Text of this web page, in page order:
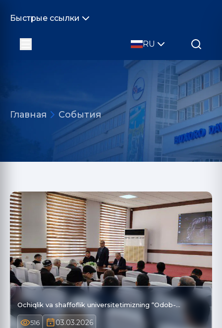
Быстрые ссылки
RU
Главная События
Ochiqlik va shaffoflik universitetimizning “Odob-…
516 03.03.2026